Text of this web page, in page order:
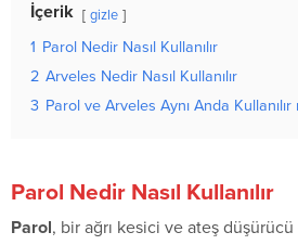
İçerik gizle
1 Parol Nedir Nasıl Kullanılır
2 Arveles Nedir Nasıl Kullanılır
3 Parol ve Arveles Aynı Anda Kullanılır
Parol Nedir Nasıl Kullanılır
Parol, bir ağrı kesici ve ateş düşürücü